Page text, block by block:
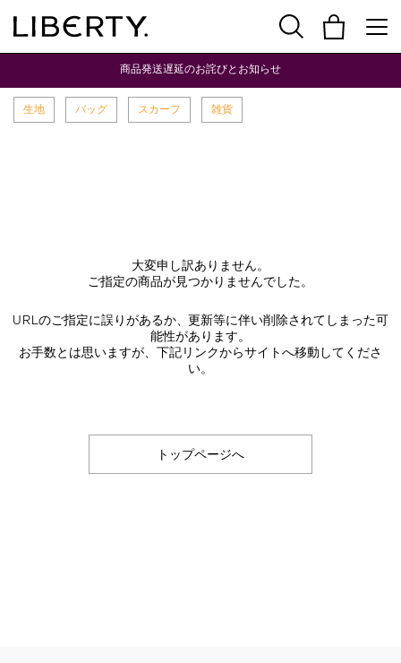
商品発送遅延のお詫びとお知らせ
生地 バッグ スカーフ 雑貨
大変申し訳ありません。
ご指定の商品が見つかりませんでした。
URLのご指定に誤りがあるか、更新等に伴い削除されてしまった可
能性があります。
お手数とは思いますが、下記リンクからサイトへ移動してくださ
い。
トップページへ